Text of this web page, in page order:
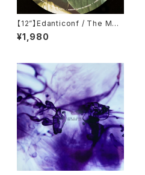
【12”】Edanticonf / The Met
amorphosis Of Plants (Sile
nt Season) (SSV16)
¥1,980